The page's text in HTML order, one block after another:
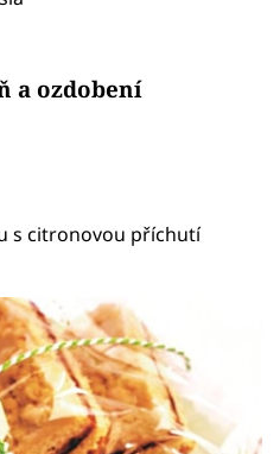
a ozdobení
s citronovou příchutí